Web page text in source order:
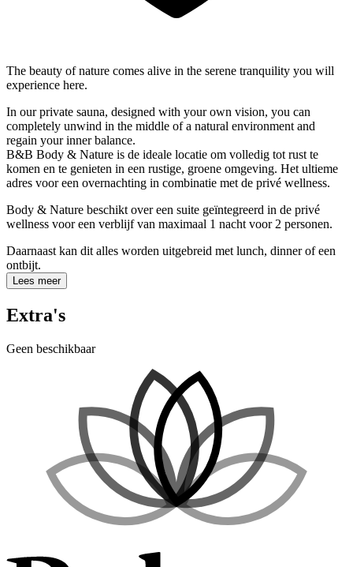
The beauty of nature comes alive in the serene tranquility you will
experience here.
In our private sauna, designed with your own vision, you can
completely unwind in the middle of a natural environment and
regain your inner balance.
B&B Body & Nature is de ideale locatie om volledig tot rust te
komen en te genieten in een rustige, groene omgeving. Het ultieme
adres voor een overnachting in combinatie met de privé wellness.
Body & Nature beschikt over een suite geïntegreerd in de privé
wellness voor een verblijf van maximaal 1 nacht voor 2 personen.
Daarnaast kan dit alles worden uitgebreid met lunch, dinner of een
ontbijt.
Lees meer
Extra's
Geen beschikbaar